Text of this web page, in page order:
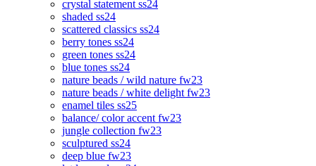
crystal statement ss24
shaded ss24
scattered classics ss24
berry tones ss24
green tones ss24
blue tones ss24
nature beads / wild nature fw23
nature beads / white delight fw23
enamel tiles ss25
balance/ color accent fw23
jungle collection fw23
sculptured ss24
deep blue fw23